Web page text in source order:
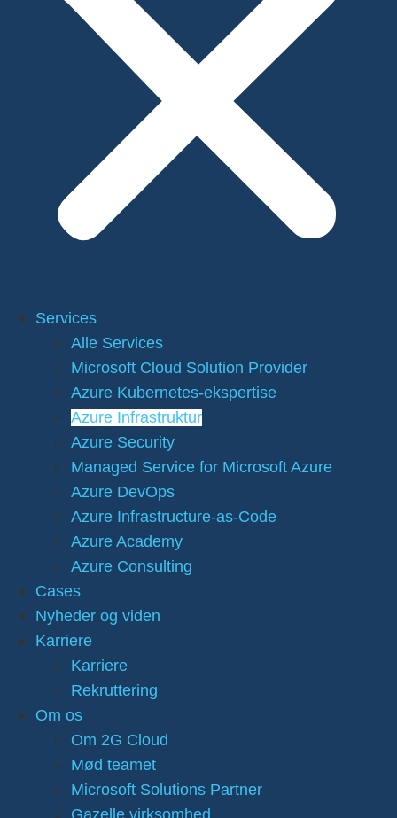
Services
Alle Services
Microsoft Cloud Solution Provider
Azure Kubernetes-ekspertise
Azure Infrastruktur
Azure Security
Managed Service for Microsoft Azure
Azure DevOps
Azure Infrastructure-as-Code
Azure Academy
Azure Consulting
Cases
Nyheder og viden
Karriere
Karriere
Rekruttering
Om os
Om 2G Cloud
Mød teamet
Microsoft Solutions Partner